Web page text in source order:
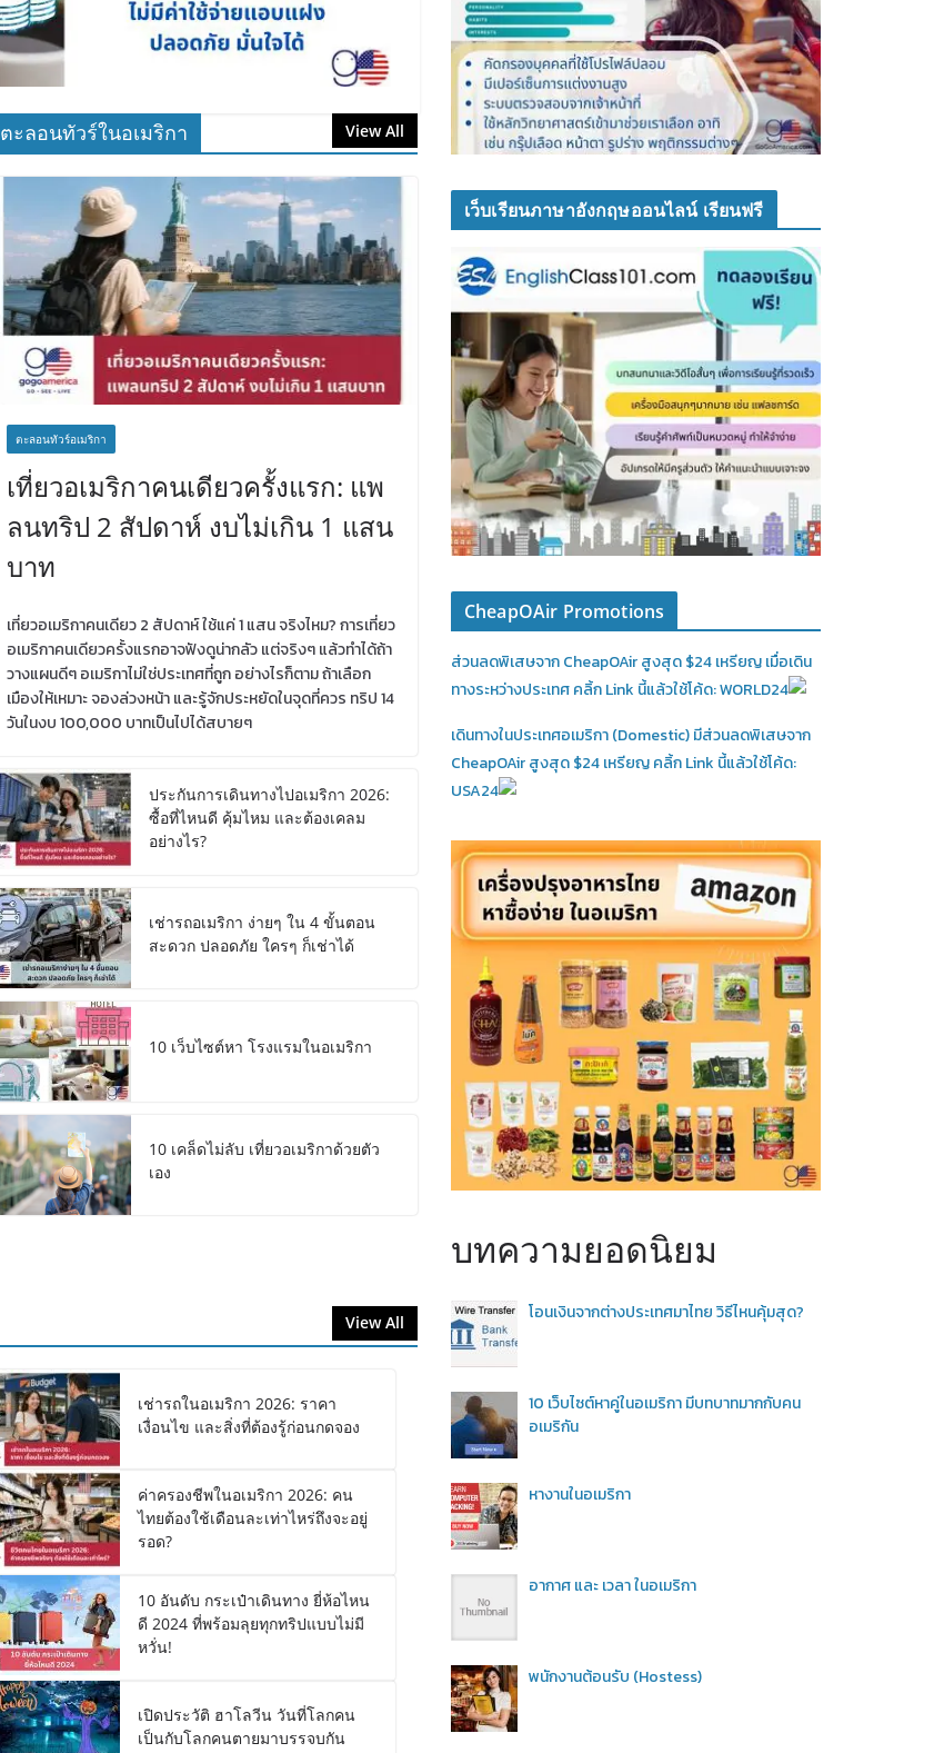
ตะลอนทัวร์ในอเมริกา View All
ตะลอนทัวร์อเมริกา
เที่ยวอเมริกาคนเดียวครั้งแรก: แพ
ลนทริป 2 สัปดาห์ งบไม่เกิน 1 แสน
บาท
เที่ยวอเมริกาคนเดียว 2 สัปดาห์ ใช้แค่ 1 แสน จริงไหม? การเที่ยว
อเมริกาคนเดียวครั้งแรกอาจฟังดูน่ากลัว แต่จริงๆ แล้วทำได้ถ้า
วางแผนดีๆ อเมริกาไม่ใช่ประเทศที่ถูก อย่างไรก็ตาม ถ้าเลือก
เมืองให้เหมาะ จองล่วงหน้า และรู้จักประหยัดในจุดที่ควร ทริป 14
วันในงบ 100,000 บาทเป็นไปได้สบายๆ
ประกันการเดินทางไปอเมริกา 2026:
ซื้อที่ไหนดี คุ้มไหม และต้องเคลม
อย่างไร?
เช่ารถอเมริกา ง่ายๆ ใน 4 ขั้นตอน
สะดวก ปลอดภัย ใครๆ ก็เช่าได้
10 เว็บไซต์หา โรงแรมในอเมริกา
10 เคล็ดไม่ลับ เที่ยวอเมริกาด้วยตัว
เอง
View All
เช่ารถในอเมริกา 2026: ราคา
เงื่อนไข และสิ่งที่ต้องรู้ก่อนกดจอง
ค่าครองชีพในอเมริกา 2026: คน
ไทยต้องใช้เดือนละเท่าไหร่ถึงจะอยู่
รอด?
10 อันดับ กระเป๋าเดินทาง ยี่ห้อไหน
ดี 2024 ที่พร้อมลุยทุกทริปแบบไม่มี
หวั่น!
เปิดประวัติ ฮาโลวีน วันที่โลกคน
เป็นกับโลกคนตายมาบรรจบกัน
เว็บเรียนภาษาอังกฤษออนไลน์ เรียนฟรี
CheapOAir Promotions
ส่วนลดพิเสษจาก CheapOAir สูงสุด $24 เหรียญ เมื่อเดิน
ทางระหว่างประเทศ คลิ้ก Link นี้แล้วใช้โค้ด: WORLD24
เดินทางในประเทศอเมริกา (Domestic)มีส่วนลดพิเสษจาก
CheapOAir สูงสุด $24 เหรียญ คลิ้ก Link นี้แล้วใช้โค้ด:
USA24
บทความยอดนิยม
โอนเงินจากต่างประเทศมาไทย วิธีไหนคุ้มสุด?
10 เว็บไซต์หาคู่ในอเมริกา มีบทบาทมากกับคน
อเมริกัน
หางานในอเมริกา
อากาศ และ เวลา ในอเมริกา
พนักงานต้อนรับ (Hostess)